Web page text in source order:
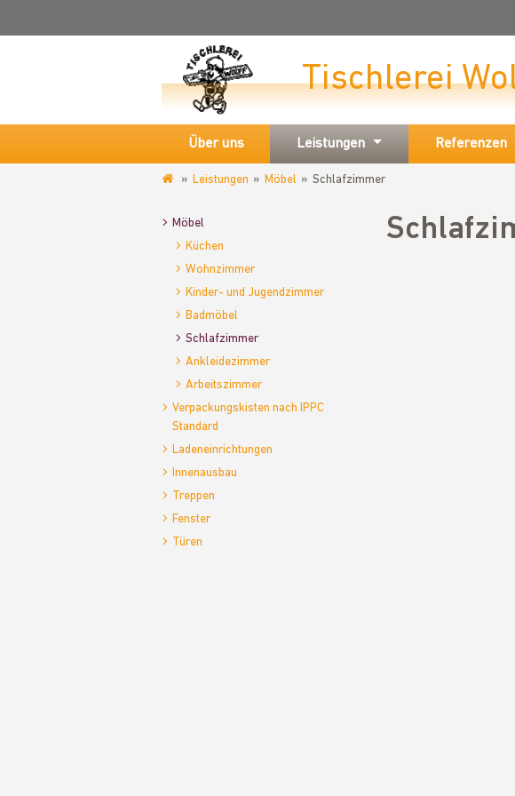
Tischlerei
Über uns Leistungen Referenzen
wolff.de
Leistungen Möbel Schlafzimmer
Möbel
Küchen
Wohnzimmer
Kinder- und Jugendzimmer
Badmöbel
Schlafzimmer
Ankleidezimmer
Arbeitszimmer
Verpackungskisten nach IPPC
Standard
Ladeneinrichtungen
Innenausbau
Treppen
Fenster
Türen